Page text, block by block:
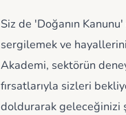
Siz de 'Doğanın
sergilemek ve
Akademi, sektörün
fırsatlarıyla sizleri
doldurarak geleceğinizi